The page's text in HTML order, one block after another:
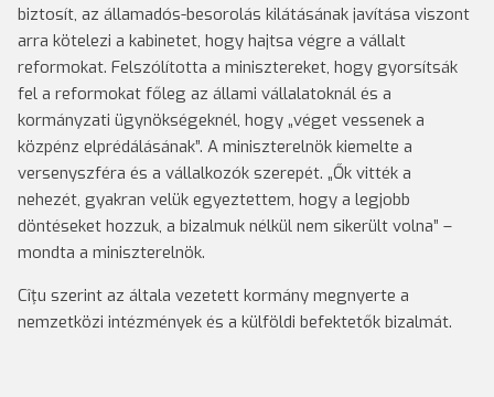
biztosít, az államadós-besorolás kilátásának javítása viszont
arra kötelezi a kabinetet, hogy hajtsa végre a vállalt
reformokat. Felszólította a minisztereket, hogy gyorsítsák
fel a reformokat főleg az állami vállalatoknál és a
kormányzati ügynökségeknél, hogy „véget vessenek a
közpénz elprédálásának”. A miniszterelnök kiemelte a
versenyszféra és a vállalkozók szerepét. „Ők vitték a
nehezét, gyakran velük egyeztettem, hogy a legjobb
döntéseket hozzuk, a bizalmuk nélkül nem sikerült volna” –
mondta a miniszterelnök.
Cîţu szerint az általa vezetett kormány megnyerte a
nemzetközi intézmények és a külföldi befektetők bizalmát.